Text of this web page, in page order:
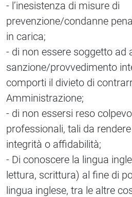
- l’inesistenza di misure di
prevenzione/condanne
in carica;
- di non essere soggetto ad
sanzione/provvedimento
comporti il divieto di
Amministrazione;
- di non essersi reso
professionali, tali da
integrità o affidabilità;
- Di conoscere la lingua
lettura, scrittura) al fine di
lingua inglese, tra le altre